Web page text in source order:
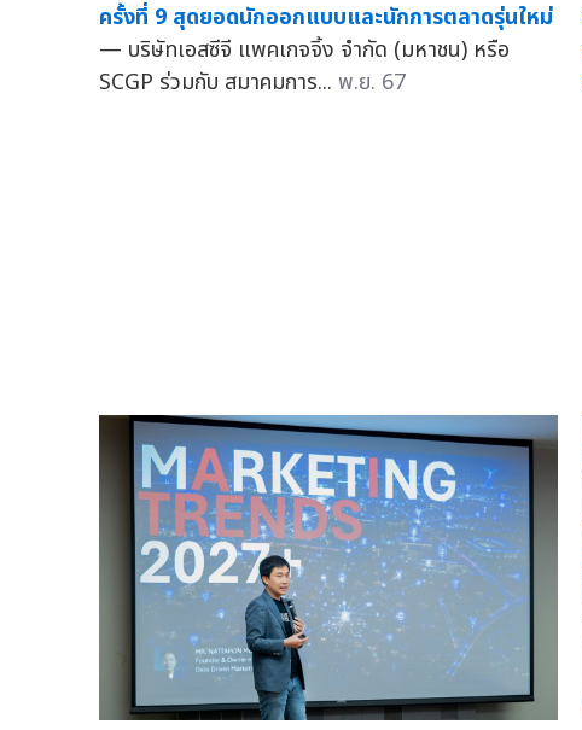
ครั้งที่ 9 สุดยอดนักออกแบบและนักการตลาดรุ่นใหม่
— บริษัทเอสซีจี แพคเกจจิ้ง จำกัด (มหาชน) หรือ
SCGP ร่วมกับ สมาคมการ... พ.ย. 67